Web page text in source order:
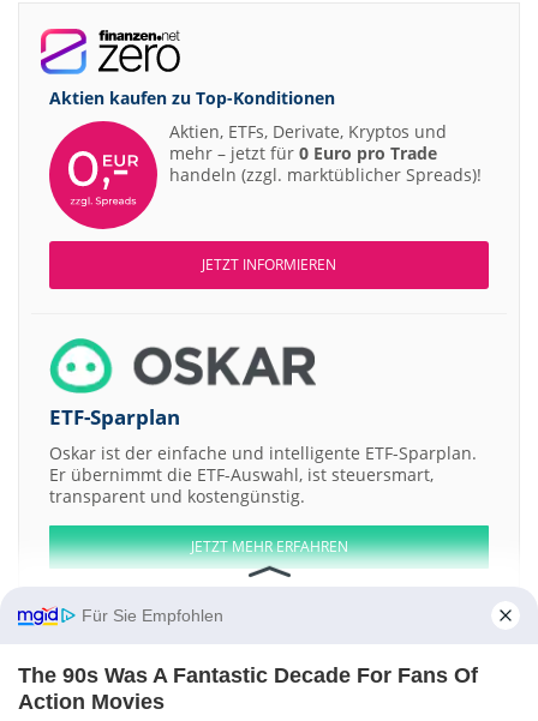
Aktien kaufen zu Top-Konditionen
Aktien, ETFs, Derivate, Kryptos und
mehr – jetzt für 0 Euro pro Trade
handeln (zzgl. marktüblicher Spreads)!
JETZT INFORMIEREN
ETF-Sparplan
Oskar ist der einfache und intelligente ETF-Sparplan.
Er übernimmt die ETF-Auswahl, ist steuersmart,
transparent und kostengünstig.
JETZT MEHR ERFAHREN
Aktien ATX DAX EuroStoxx 50 Dow Jones NASDAQ 100 Nikkei 225
Für Sie Empfohlen
The 90s Was A Fantastic Decade For Fans Of
Action Movies